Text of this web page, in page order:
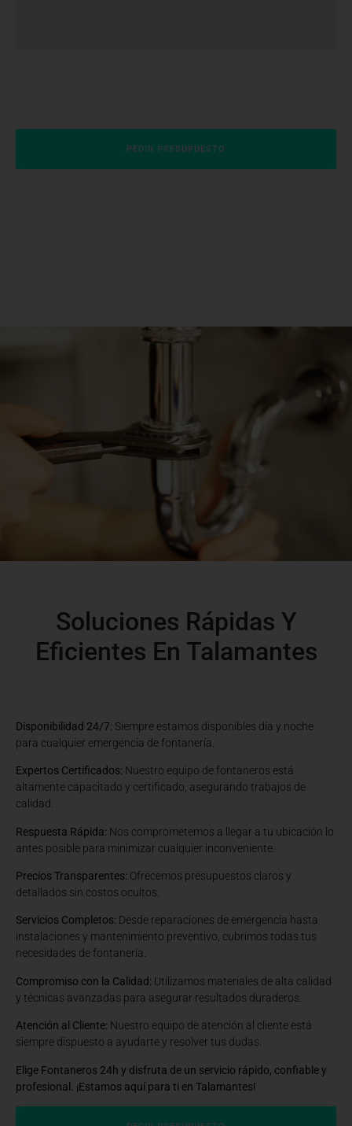
PEDIR PRESUPUESTO
Soluciones Rápidas Y
Eficientes En Talamantes
Disponibilidad 24/7: Siempre estamos disponibles día y noche
para cualquier emergencia de fontanería.
Expertos Certificados: Nuestro equipo de fontaneros está
altamente capacitado y certificado, asegurando trabajos de
calidad.
Respuesta Rápida: Nos comprometemos a llegar a tu ubicación lo
antes posible para minimizar cualquier inconveniente.
Precios Transparentes: Ofrecemos presupuestos claros y
detallados sin costos ocultos.
Servicios Completos: Desde reparaciones de emergencia hasta
instalaciones y mantenimiento preventivo, cubrimos todas tus
necesidades de fontanería.
Compromiso con la Calidad: Utilizamos materiales de alta calidad
y técnicas avanzadas para asegurar resultados duraderos.
Atención al Cliente: Nuestro equipo de atención al cliente está
siempre dispuesto a ayudarte y resolver tus dudas.
Elige Fontaneros 24h y disfruta de un servicio rápido, confiable y
profesional. ¡Estamos aquí para ti en Talamantes!